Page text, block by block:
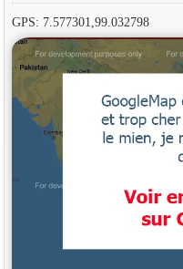
GPS: 7.577301,99.032798